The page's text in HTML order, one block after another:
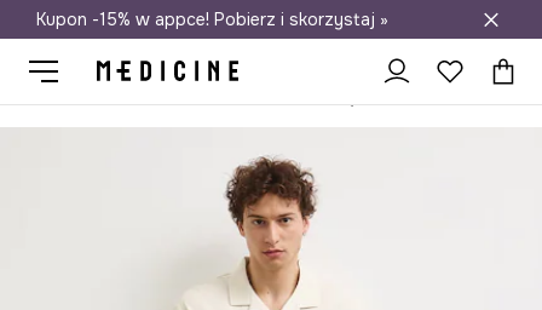
Darmowa dostawa do salonów
Kupon -15% w appce! Pobierz i skorzystaj »